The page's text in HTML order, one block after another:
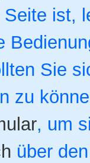
Seite ist,
Sie
zu
, um
über